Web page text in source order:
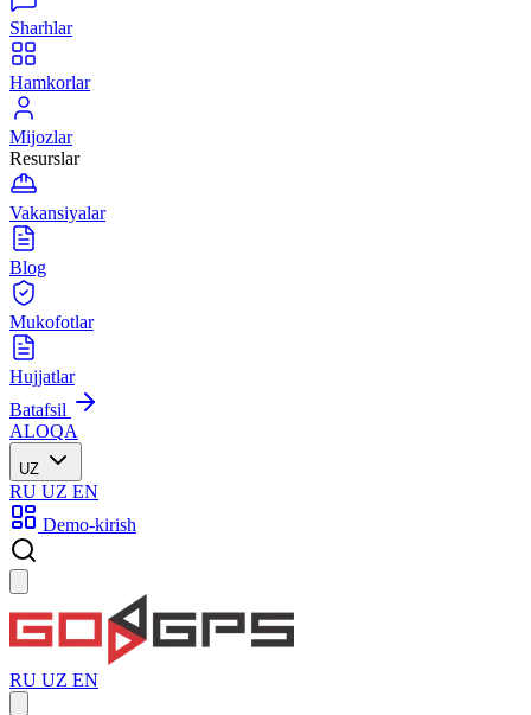
Sharhlar
Hamkorlar
Mijozlar
Resurslar
Vakansiyalar
Blog
Mukofotlar
Hujjatlar
Batafsil
ALOQA
UZ
RU UZ EN
Demo-kirish
RU UZ EN